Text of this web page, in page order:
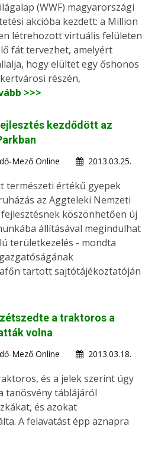
(WWF) magyarországi
akcióba kezdett: a Million
létrehozott virtuális felületen
fát tervezhet, amelyért
hogy elültet egy őshonos
részén,
>>>
kezdődött az
Mező Online 2013.03.25.
természeti értékű gyepek
az Aggteleki Nemzeti
köszönhetően új
állításával megindulhat
területkezelés - mondta
tartott sajtótájékoztatóján
a traktoros a
volna
Mező Online 2013.03.18.
és a jelek szerint úgy
tanösvény táblájáról
és azokat
A felavatást épp aznapra